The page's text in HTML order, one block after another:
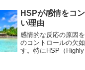
HSPが感情をコ
い理由
感情的な反応の原因
のコントロールの欠
す。特にHSP（